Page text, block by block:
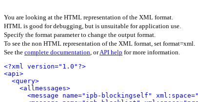
You are looking at the HTML representation of the XML format.
HTML is good for debugging, but is unsuitable for application use.
Specify the format parameter to change the output format.
To see the non HTML representation of the XML format, set format=xml.
See the complete documentation, orAPI help for more information.
<?xml version="1.0"?>
<api>
<query>
<allmessages>
<message name="ipb-blockingself"